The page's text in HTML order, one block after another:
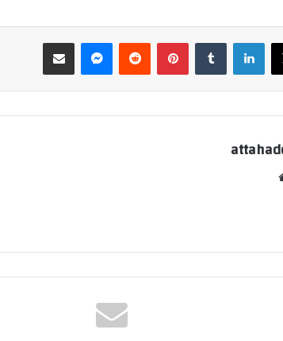
لينكدإن بينتيريست